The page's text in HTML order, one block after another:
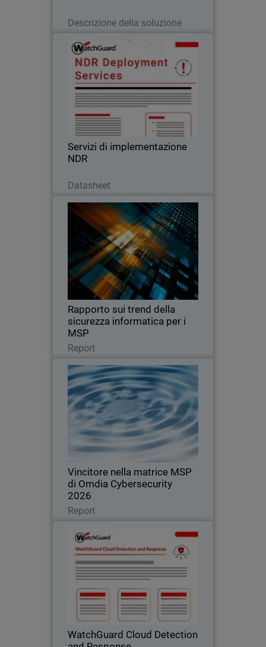
Descrizione della soluzione
Servizi di implementazione
NDR
Datasheet
Servizi di implementazione NDR
WatchGuard garantiscono una
configurazione rapida e guidata da
esperti, consentendovi di accelerare il
vostro investimento in soluzioni di NDR
Rapporto sui trend della
sicurezza informatica per i
MSP
Report
Rapporto sui trend della
sicurezza informatica per i MSP
Leggi l’ultimo report MSP sulla
domanda di cybersecurity, le
aspettative dei clienti, i trend di pricing e
i fattori che spingono a cambiare
Vincitore nella matrice MSP
di Omdia Cybersecurity
2026
Report
Vincitore nella matrice MSP di
Omdia Cybersecurity 2026
Riconosciuta per la leadership,
l'innovazione e la definizione degli
standard nel mercato globale della
sicurezza informatica per i MSP
WatchGuard Cloud Detection
WatchGuard Cloud Detection
and Response
Elimina i rischi del cloud alla radice,
prima che si trasformino in un incidente.